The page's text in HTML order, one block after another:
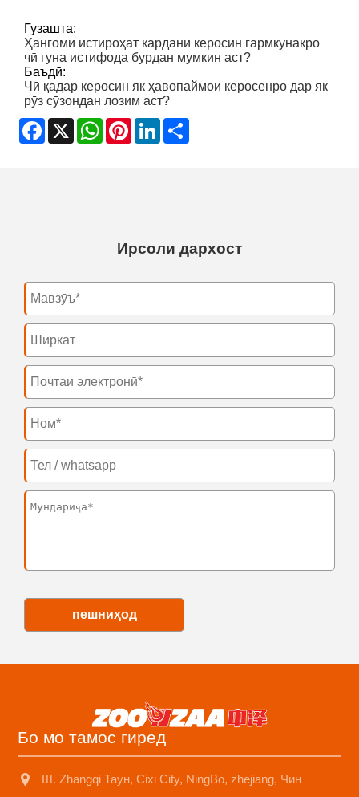
Гузашта:
Ҳангоми истироҳат кардани керосин гармкунакро
чӣ гуна истифода бурдан мумкин аст?
Баъдӣ:
Чӣ қадар керосин як ҳавопаймои керосенро дар як
рӯз сӯзондан лозим аст?
Facebook
X WhatsApp
PinterestLinkedIn
Ирсоли дархост
пешниҳод
Бо мо тамос гиред
Ш. Zhangqi Таун, Cixi City, NingBo, zhejiang, Чин